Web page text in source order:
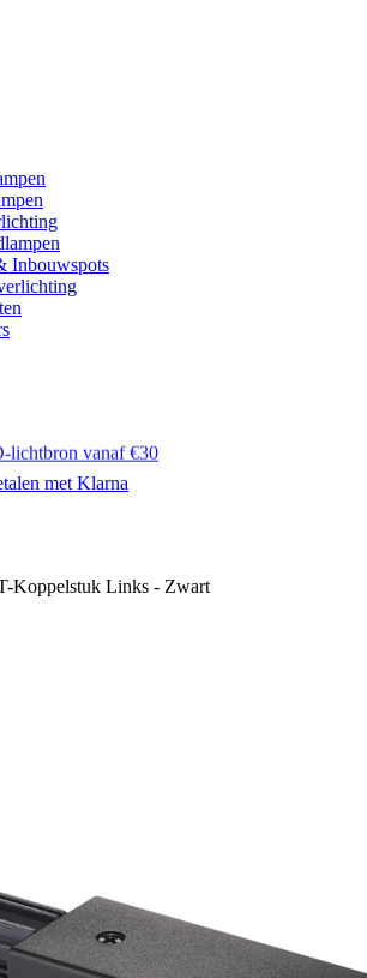
Inbouwspots
lichtbron vanaf €30
met Klarna
Koppelstuk Links - Zwart